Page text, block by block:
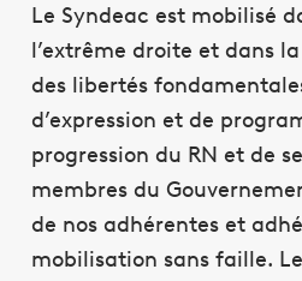
Le Syndeac est mobilisé
l’extrême droite et dans
des libertés
d’expression et de
progression du RN et de
membres du
de nos adhérentes et
mobilisation sans faille.